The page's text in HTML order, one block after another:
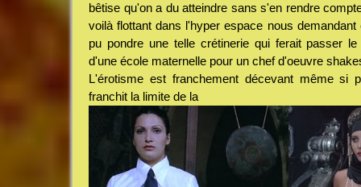
bêtise qu'on a du atteindre sans s'en rendre
voilà flottant dans l'hyper espace nous
pu pondre une telle crétinerie qui ferait passer
d'une école maternelle pour un chef d'oeuvre
L'érotisme est franchement décevant même si
franchit la limite de la